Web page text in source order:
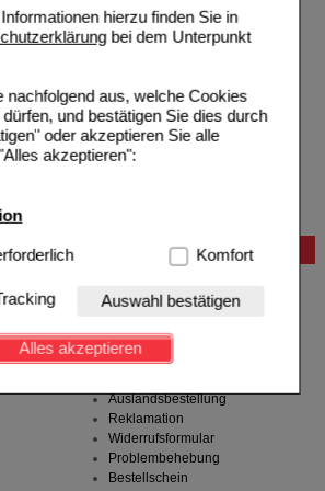
hierzu finden Sie in
bei dem Unterpunkt
nachfolgend aus, welche Cookies
und bestätigen Sie dies durch
oder akzeptieren Sie alle
akzeptieren":
Hierbei handelt es sich um
sind (z.B. Navigation, Warenkorb,
auf diese nicht verzichtet
noch ansprechender zu gestalten,
die Wiedererkennung des
unsere Seite an bevorzugte
(z.B. Spracheinstellung)
Cookies ermöglichen es uns
Komfort
Auswahl bestätigen
Alles akzeptieren
Bestellung
Hilfe zum Bestellvorgang
Rezepte einlösen
Freiumschläge anfordern
Auslandsbestellung
Reklamation
Widerrufsformular
Problembehebung
Bestellschein